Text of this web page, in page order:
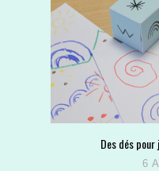
Des dés
6